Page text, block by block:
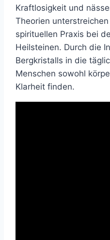
Kraftlosigkeit und
Theorien
spirituellen Praxis bei
Heilsteinen. Durch die
Bergkristalls in die
Menschen sowohl
Klarheit finden.